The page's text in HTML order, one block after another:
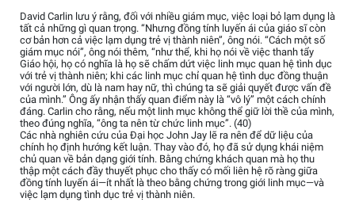
David Carlin lưu ý rằng, đối với nhiều giám mục, việc loại bỏ lạm dụng là
tất cả những gì quan trọng. “Nhưng đồng tính luyến ái của giáo sĩ còn
cơ bản hơn cả việc lạm dụng trẻ vị thành niên”, ông nói. “Cách một số
giám mục nói”, ông nói thêm, “như thể, khi họ nói về việc thanh tẩy
Giáo hội, họ có nghĩa là họ sẽ chấm dứt việc linh mục quan hệ tình dục
với trẻ vị thành niên; khi các linh mục chỉ quan hệ tình dục đồng thuận
với người lớn, dù là nam hay nữ, thì chúng ta sẽ giải quyết được vấn đề
của mình.” Ông ấy nhận thấy quan điểm này là “vô lý” một cách chính
đáng. Carlin cho rằng, nếu một linh mục không thể giữ lời thề của mình,
theo đúng nghĩa, “ông ta nên từ chức linh mục”. (40)
Các nhà nghiên cứu của Đại học John Jay lẽ ra nên để dữ liệu của
chính họ định hướng kết luận. Thay vào đó, họ đã sử dụng khái niệm
chủ quan về bản dạng giới tính. Bằng chứng khách quan mà họ thu
thập một cách đầy thuyết phục cho thấy có mối liên hệ rõ ràng giữa
đồng tính luyến ái—ít nhất là theo bằng chứng trong giới linh mục—và
việc lạm dụng tình dục trẻ vị thành niên.